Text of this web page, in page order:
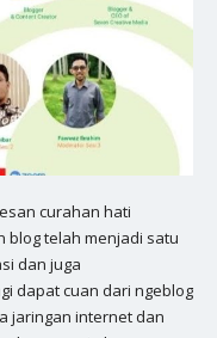
curahan hati
blog telah menjadi satu
dan juga
dapat cuan dari ngeblog
jaringan internet dan